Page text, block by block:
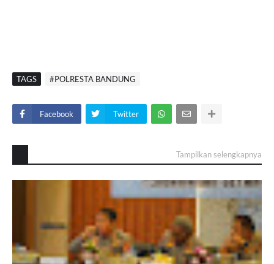
TAGS #POLRESTA BANDUNG
Facebook Twitter
Tampilkan selengkapnya